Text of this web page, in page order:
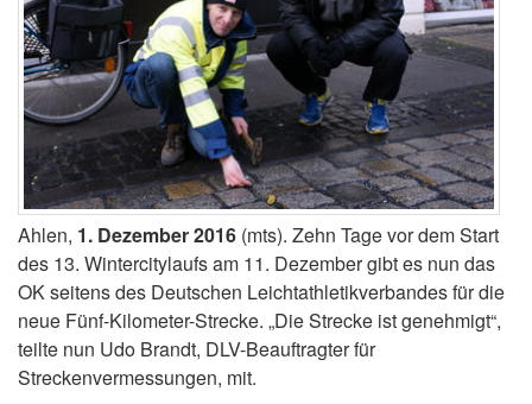
Ahlen, 1. Dezember 2016 (mts). Zehn Tage vor dem Start
des 13. Wintercitylaufs am 11. Dezember gibt es nun das
OK seitens des Deutschen Leichtathletikverbandes für die
neue Fünf-Kilometer-Strecke. „Die Strecke ist genehmigt“,
teilte nun Udo Brandt, DLV-Beauftragter für
Streckenvermessungen, mit.